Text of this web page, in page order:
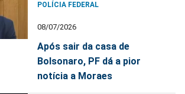
POLÍCIA FEDERAL
08/07/2026
Após sair da casa de
Bolsonaro, PF dá a pior
notícia a Moraes